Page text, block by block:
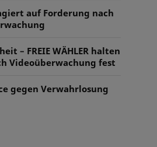
auf Forderung nach
– FREIE WÄHLER halten
Videoüberwachung fest
gegen Verwahrlosung